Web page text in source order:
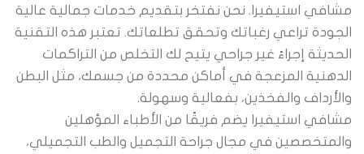
استيفيرا. نحن نفتخر بتقديم خدمات جمالية عالية
تراعي رغباتك وتحقق تطلعاتك. تعتبر هذه التقنية
إجراءً غير جراحي يتيح لك التخلص من التراكمات
المزعجة في أماكن محددة من جسمك، مثل البطن
والفخذين، بفعالية وسهولة.
استيفيرا يضم فريقًا من الأطباء المؤهلين
في مجال جراحة التجميل والطب التجميلي،